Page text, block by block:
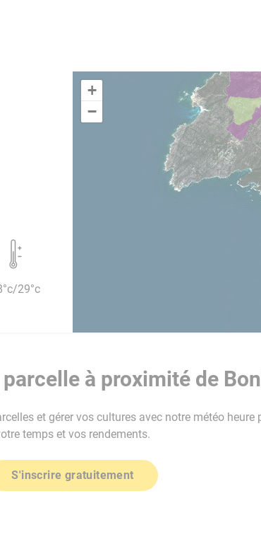
+
−
29°c
à proximité de
et gérer vos cultures avec notre météo heure
temps et vos rendements.
S'inscrire gratuitement